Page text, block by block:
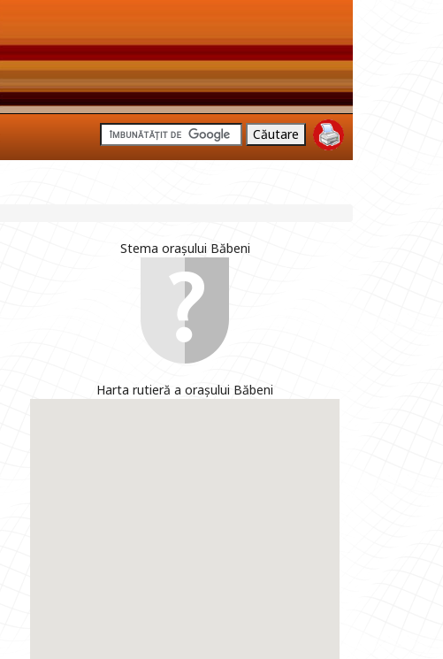
Stema orașului Băbeni
Harta rutieră a orașului Băbeni